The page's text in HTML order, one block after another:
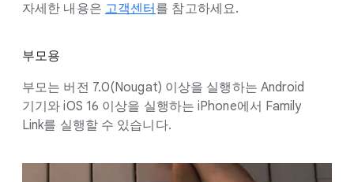
자세한 내용은 고객센터 를 참고하세요.
부모용
부모는 버전 7.0(Nougat) 이상을 실행하는 Android
기기와 iOS 16 이상을 실행하는 iPhone에서 Family
Link를 실행할 수 있습니다.